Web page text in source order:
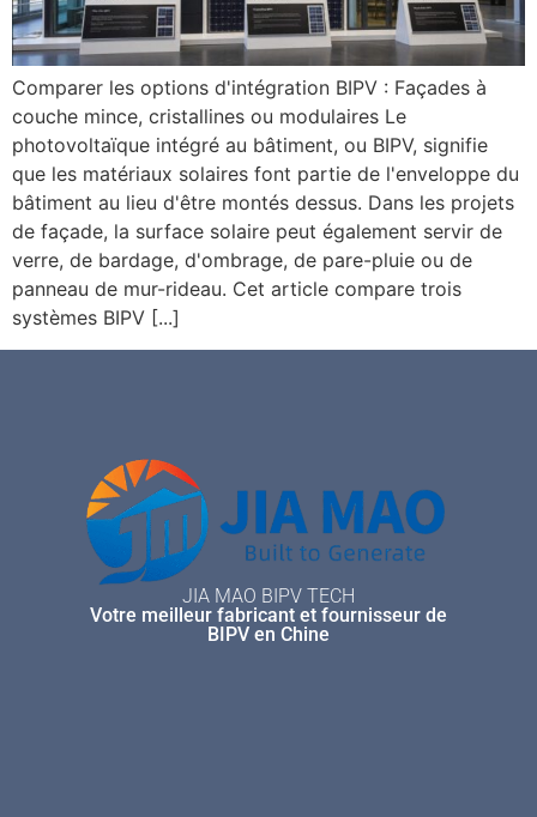
Comparer les options d'intégration BIPV : Façades à
couche mince, cristallines ou modulaires Le
photovoltaïque intégré au bâtiment, ou BIPV, signifie
que les matériaux solaires font partie de l'enveloppe du
bâtiment au lieu d'être montés dessus. Dans les projets
de façade, la surface solaire peut également servir de
verre, de bardage, d'ombrage, de pare-pluie ou de
panneau de mur-rideau. Cet article compare trois
systèmes BIPV [...]
JIA MAO BIPV TECH
Votre meilleur fabricant et fournisseur de
BIPV en Chine